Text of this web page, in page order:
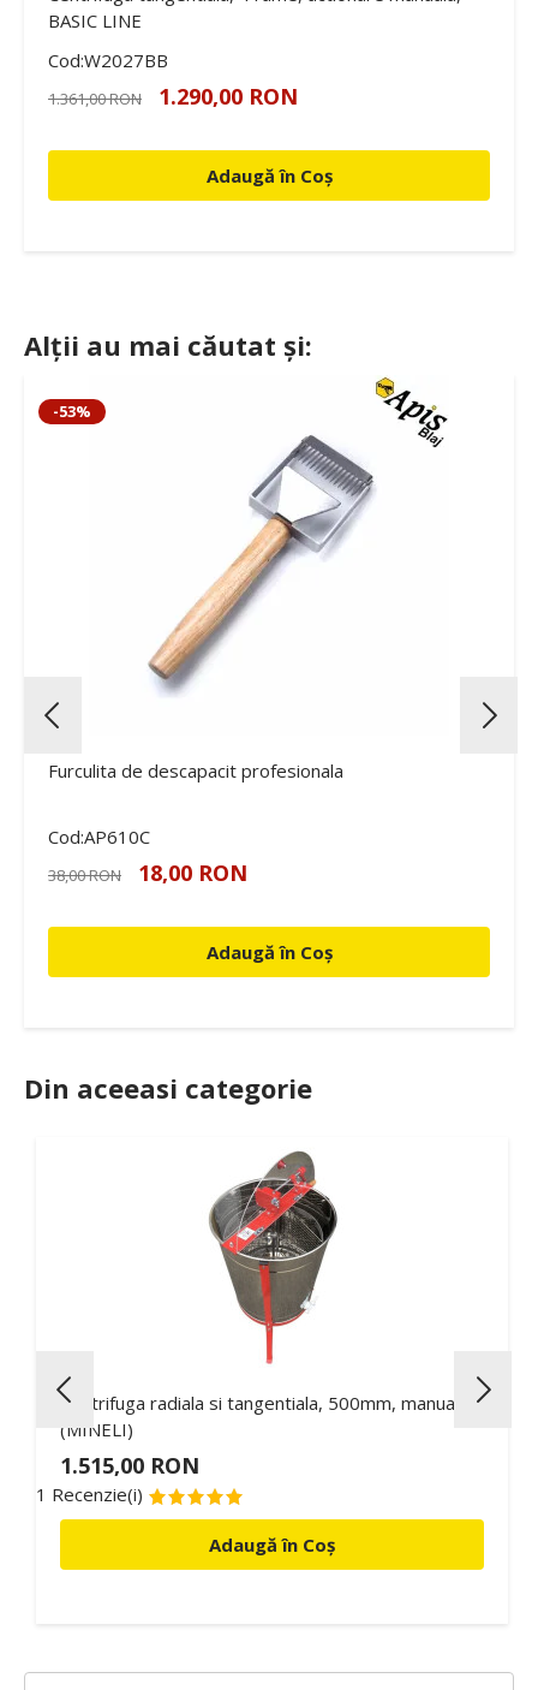
BASIC LINE
Cod:W2027BB
1.361,00 RON 1.290,00 RON
Adaugă în Coș
Alții au mai căutat și:
-53%
Furculita de descapacit profesionala
Cod:AP610C
38,00 RON 18,00 RON
Adaugă în Coș
Din aceeasi categorie
Centrifuga radiala si tangentiala, 500mm, manuala
(MINELI)
1.515,00 RON
1 Recenzie(i)
Adaugă în Coș